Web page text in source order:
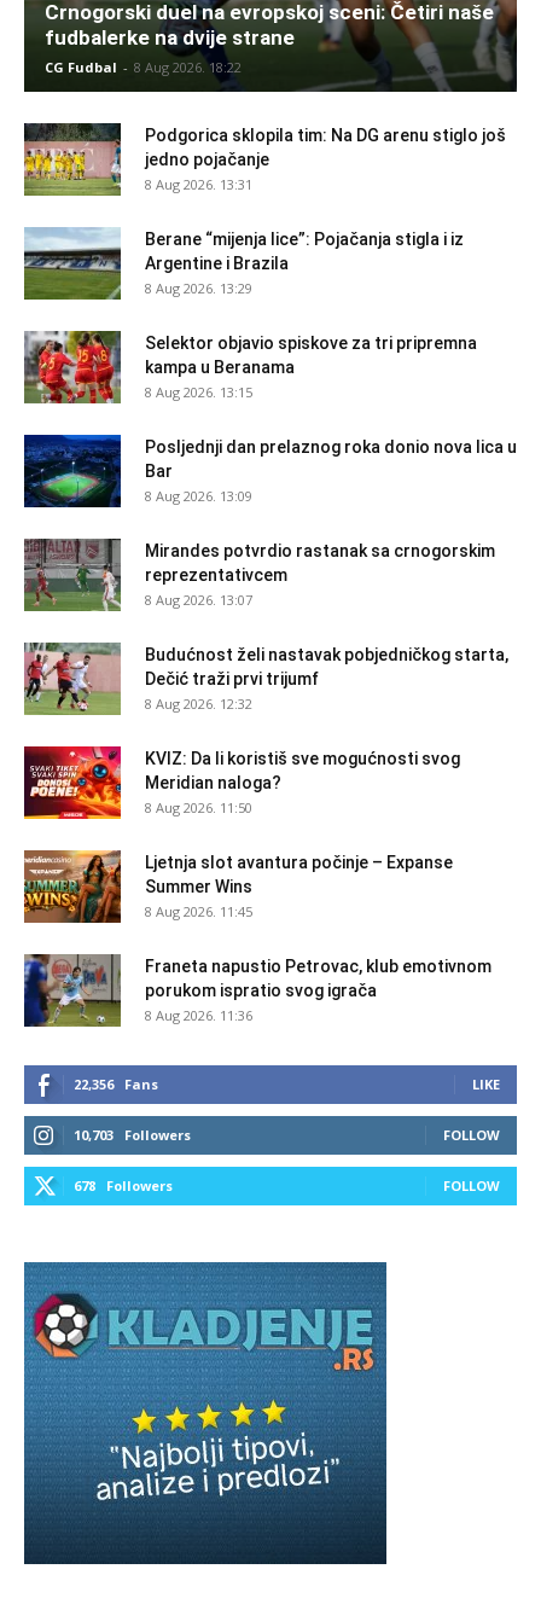
Crnogorski duel na evropskoj sceni: Četiri naše
fudbalerke na dvije strane
CG Fudbal - 8 Aug 2026. 18:22
Podgorica sklopila tim: Na DG arenu stiglo još
jedno pojačanje
8 Aug 2026. 13:31
Berane “mijenja lice”: Pojačanja stigla i iz
Argentine i Brazila
8 Aug 2026. 13:29
Selektor objavio spiskove za tri pripremna
kampa u Beranama
8 Aug 2026. 13:15
Posljednji dan prelaznog roka donio nova lica u
Bar
8 Aug 2026. 13:09
Mirandes potvrdio rastanak sa crnogorskim
reprezentativcem
8 Aug 2026. 13:07
Budućnost želi nastavak pobjedničkog starta,
Dečić traži prvi trijumf
8 Aug 2026. 12:32
KVIZ: Da li koristiš sve mogućnosti svog
Meridian naloga?
8 Aug 2026. 11:50
Ljetnja slot avantura počinje – Expanse
Summer Wins
8 Aug 2026. 11:45
Franeta napustio Petrovac, klub emotivnom
porukom ispratio svog igrača
8 Aug 2026. 11:36
22,356 Fans LIKE
10,703 Followers FOLLOW
678 Followers FOLLOW